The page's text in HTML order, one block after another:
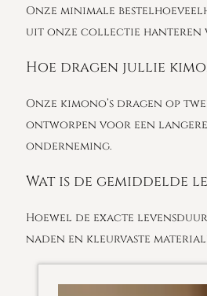
Onze minimale
uit onze collectie hanteren
Hoe dragen jullie
Onze kimono’s dragen op
ontworpen voor een
onderneming.
Wat is de gemiddelde
Hoewel de exacte
naden en kleurvaste